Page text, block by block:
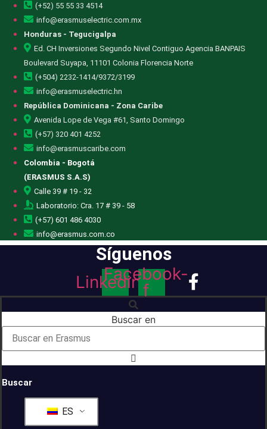
(+52) 55 55 33 4514
info@erasmuselectric.com.mx
Honduras - Tegucigalpa
Ed. CH Inversiones Segundo Nivel Contiguo Agencia BANPAIS
Boulevard Suyapa, 11101 Colonia Florencia Norte
(+504) 2232-1414/9372/3199
info@erasmuselectric.hn
República Dominicana - Zona Caribe
Avenida Lope de Vega #61, Santo Domingo
(+57) 320 401 4252
info@erasmuscaribe.com
Colombia - Bogotá
(ERASMUS S.A.S)
Calle 39 # 19 - 32
Laboratorio: Cra. 17 # 39 - 58
(+57) 601 486 4030
info@erasmus.com.co
Síguenos
Linkedin
Facebook-
f
Buscar en
Buscar
ES